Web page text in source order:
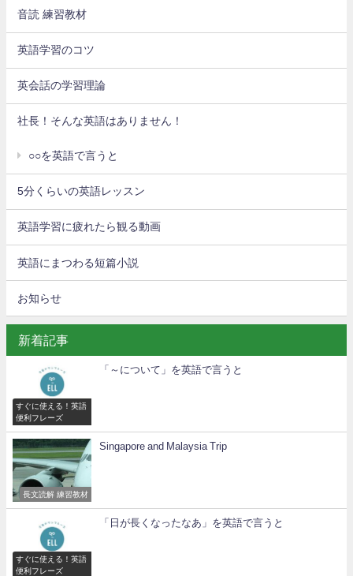
音読 練習教材
英語学習のコツ
英会話の学習理論
社長！そんな英語はありません！
○○を英語で言うと
5分くらいの英語レッスン
英語学習に疲れたら観る動画
英語にまつわる短篇小説
お知らせ
新着記事
すぐに使える！英語
便利フレーズ
「～について」を英語で言うと
長文読解 練習教材
Singapore and Malaysia Trip
すぐに使える！英語
便利フレーズ
「日が長くなったなあ」を英語で言うと